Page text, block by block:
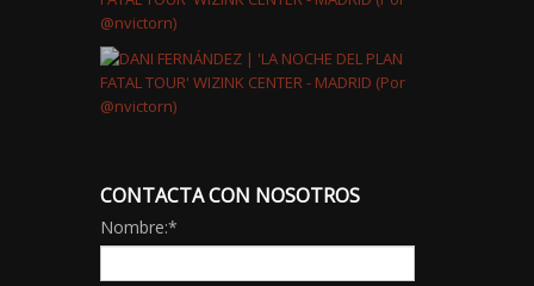
CONTACTA CON NOSOTROS
Nombre:*